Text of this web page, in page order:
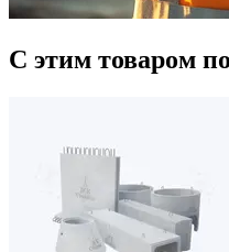
С этим товаром